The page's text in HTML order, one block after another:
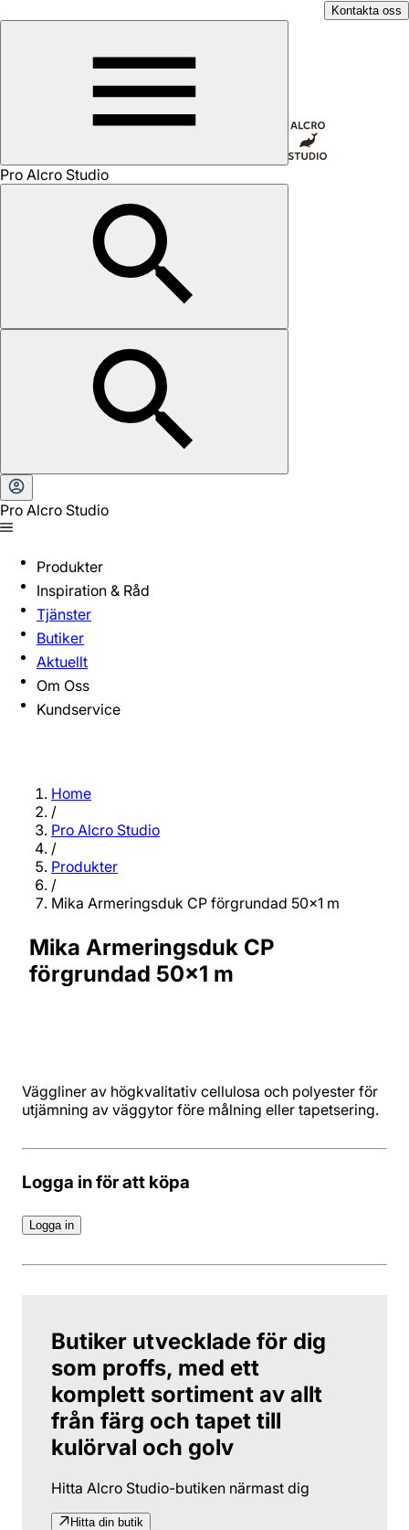
Kontakta oss
Pro Alcro Studio
Pro Alcro Studio
Produkter
Inspiration & Råd
Tjänster
Butiker
Aktuellt
Om Oss
Kundservice
Home
/
Pro Alcro Studio
/
Produkter
/
Mika Armeringsduk CP förgrundad 50x1 m
Mika Armeringsduk CP
förgrundad 50x1 m
Väggliner av högkvalitativ cellulosa och polyester för
utjämning av väggytor före målning eller tapetsering.
Logga in för att köpa
Logga in
Butiker utvecklade för dig
som proffs, med ett
komplett sortiment av allt
från färg och tapet till
kulörval och golv
Hitta Alcro Studio-butiken närmast dig
Hitta din butik